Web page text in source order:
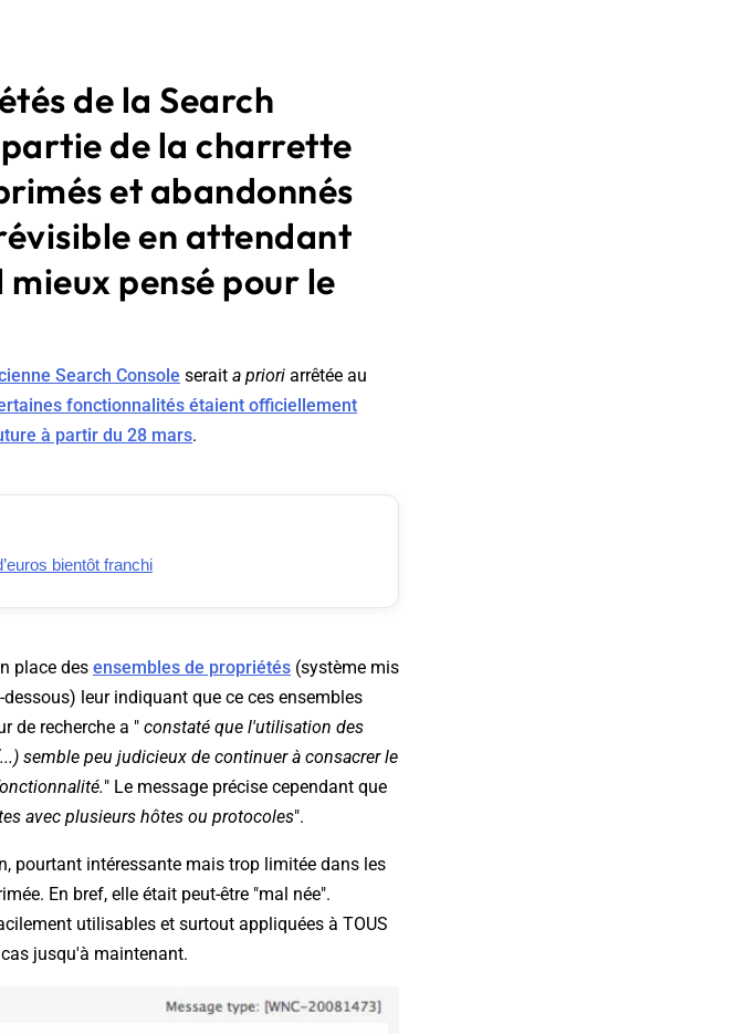
de la Search
de la charrette
et abandonnés
en attendant
pensé pour le
Search Console serait a priori arrêtée au
fonctionnalités étaient officiellement
à partir du 28 mars.
bientôt franchi
place des ensembles de propriétés (système mis
leur indiquant que ce ces ensembles
de recherche a " constaté que l'utilisation des
semble peu judicieux de continuer à consacrer le
" Le message précise cependant que
avec plusieurs hôtes ou protocoles".
pourtant intéressante mais trop limitée dans les
En bref, elle était peut-être "mal née".
utilisables et surtout appliquées à TOUS
jusqu'à maintenant.